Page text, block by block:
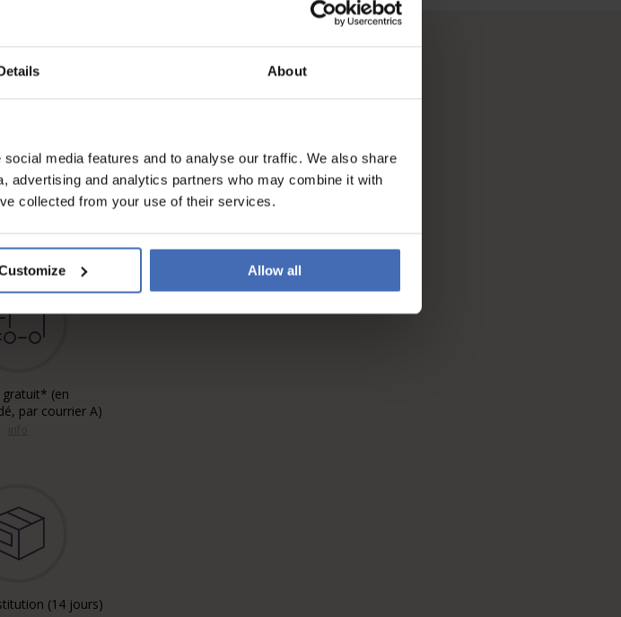
About
media features and to analyse our traffic. We also share
advertising and analytics partners who may combine it with
collected from your use of their services.
Allow all
et paiement
(jusqu’à CHF
)
gratuit* (en
par courrier A)
(14 jours)